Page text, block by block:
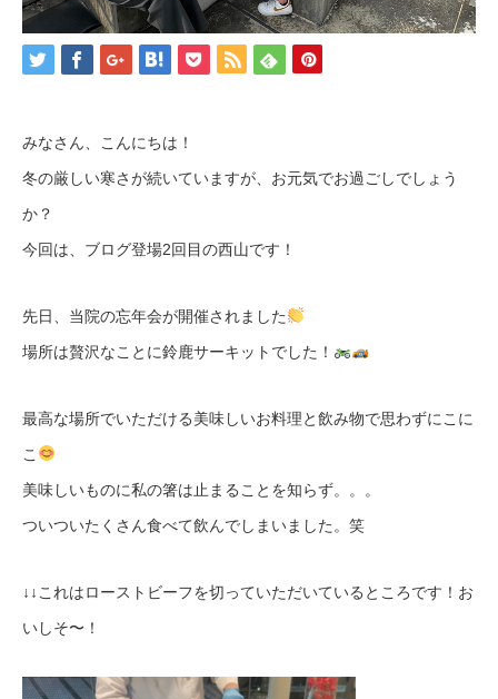
みなさん、こんにちは！
冬の厳しい寒さが続いていますが、お元気でお過ごしでしょう
か？
今回は、ブログ登場2回目の西山です！
先日、当院の忘年会が開催されました
場所は贅沢なことに鈴鹿サーキットでした！
最高な場所でいただける美味しいお料理と飲み物で思わずにこに
こ
美味しいものに私の箸は止まることを知らず。。。
ついついたくさん食べて飲んでしまいました。笑
↓↓これはローストビーフを切っていただいているところです！お
いしそ〜！